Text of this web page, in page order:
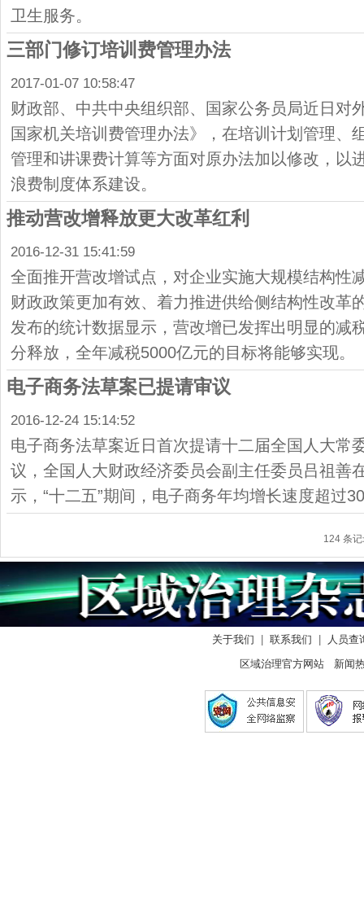
卫生服务。
三部门修订培训费管理办法
2017-01-07 10:58:47
财政部、中共中央组织部、国家公务员局近日对
国家机关培训费管理办法》，在培训计划管理、
管理和讲课费计算等方面对原办法加以修改，以
浪费制度体系建设。
推动营改增释放更大改革红利
2016-12-31 15:41:59
全面推开营改增试点，对企业实施大规模结构性
财政政策更加有效、着力推进供给侧结构性改革
发布的统计数据显示，营改增已发挥出明显的减
分释放，全年减税5000亿元的目标将能够实现。
电子商务法草案已提请审议
2016-12-24 15:14:52
电子商务法草案近日首次提请十二届全国人大常
议，全国人大财政经济委员会副主任委员吕祖善
示，“十二五”期间，电子商务年均增长速度超过
124 条
关于我们 联系我们
人员查
区域治理官方网站 新闻